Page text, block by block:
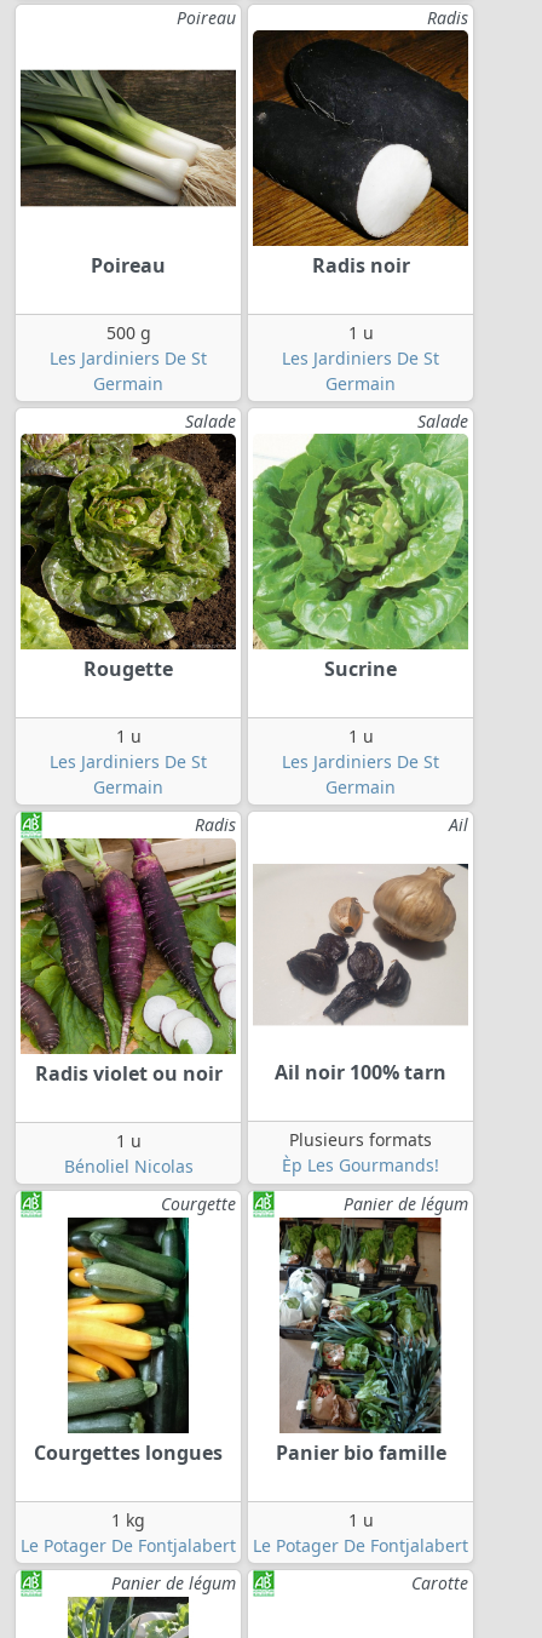
Poireau
Poireau
500 g
Les Jardiniers De St
Germain
Radis
Radis noir
1 u
Les Jardiniers De St
Germain
Salade
Rougette
1 u
Les Jardiniers De St
Germain
Salade
Sucrine
1 u
Les Jardiniers De St
Germain
Radis
Radis violet ou noir
1 u
Bénoliel Nicolas
Ail
Ail noir 100% tarn
Plusieurs formats
Èp Les Gourmands!
Courgette
Courgettes longues
1 kg
Le Potager De Fontjalabert
Panier de légum
Panier bio famille
1 u
Le Potager De Fontjalabert
Panier de légum
Carotte